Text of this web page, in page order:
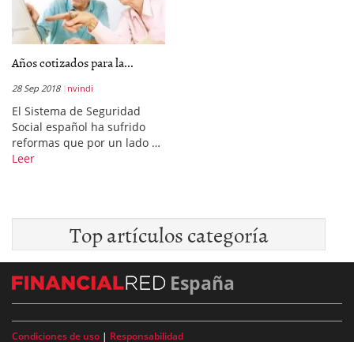
Años cotizados para la...
28 Sep 2018 nvindi
El Sistema de Seguridad
Social español ha sufrido
reformas que por un lado …
Leer
Top artículos categoría
España
Condiciones de uso | Responsabilidad